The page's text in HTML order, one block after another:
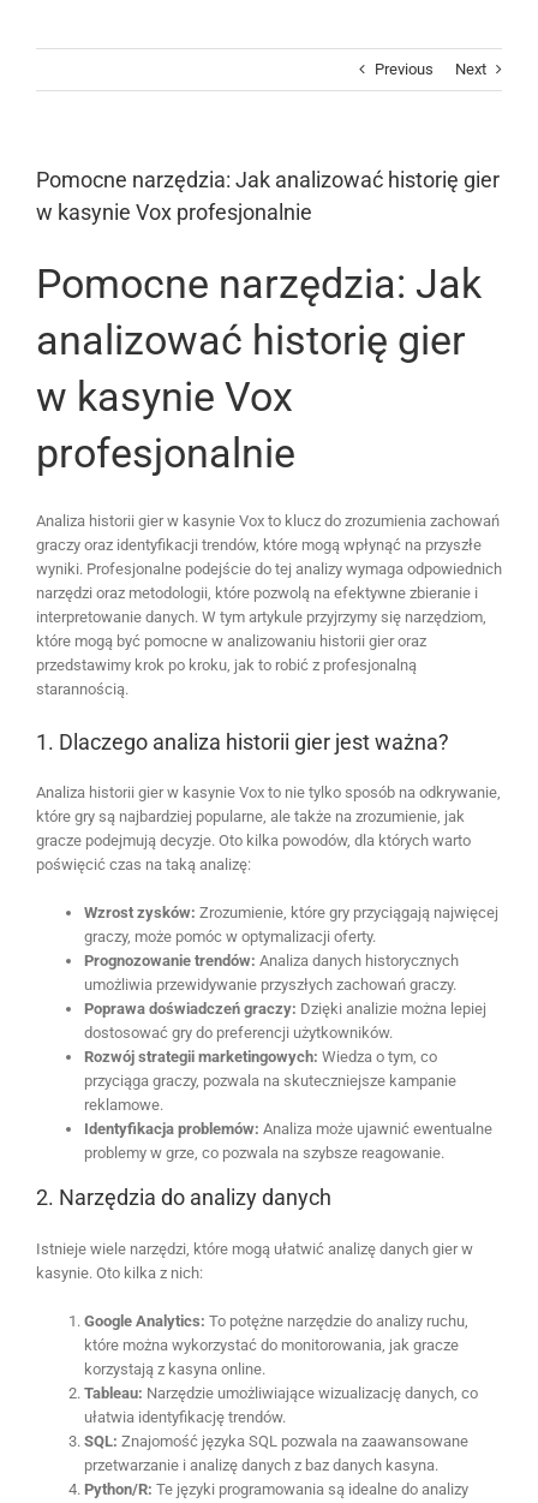
Previous Next
Pomocne narzędzia: Jak analizować historię gier
w kasynie Vox profesjonalnie
Pomocne narzędzia: Jak
analizować historię gier
w kasynie Vox
profesjonalnie
Analiza historii gier w kasynie Vox to klucz do zrozumienia zachowań
graczy oraz identyfikacji trendów, które mogą wpłynąć na przyszłe
wyniki. Profesjonalne podejście do tej analizy wymaga odpowiednich
narzędzi oraz metodologii, które pozwolą na efektywne zbieranie i
interpretowanie danych. W tym artykule przyjrzymy się narzędziom,
które mogą być pomocne w analizowaniu historii gier oraz
przedstawimy krok po kroku, jak to robić z profesjonalną
starannością.
1. Dlaczego analiza historii gier jest ważna?
Analiza historii gier w kasynie Vox to nie tylko sposób na odkrywanie,
które gry są najbardziej popularne, ale także na zrozumienie, jak
gracze podejmują decyzje. Oto kilka powodów, dla których warto
poświęcić czas na taką analizę:
Wzrost zysków: Zrozumienie, które gry przyciągają najwięcej
graczy, może pomóc w optymalizacji oferty.
Prognozowanie trendów: Analiza danych historycznych
umożliwia przewidywanie przyszłych zachowań graczy.
Poprawa doświadczeń graczy: Dzięki analizie można lepiej
dostosować gry do preferencji użytkowników.
Rozwój strategii marketingowych: Wiedza o tym, co
przyciąga graczy, pozwala na skuteczniejsze kampanie
reklamowe.
Identyfikacja problemów: Analiza może ujawnić ewentualne
problemy w grze, co pozwala na szybsze reagowanie.
2. Narzędzia do analizy danych
Istnieje wiele narzędzi, które mogą ułatwić analizę danych gier w
kasynie. Oto kilka z nich:
Google Analytics: To potężne narzędzie do analizy ruchu,
które można wykorzystać do monitorowania, jak gracze
korzystają z kasyna online.
Tableau: Narzędzie umożliwiające wizualizację danych, co
ułatwia identyfikację trendów.
SQL: Znajomość języka SQL pozwala na zaawansowane
przetwarzanie i analizę danych z baz danych kasyna.
Python/R: Te języki programowania są idealne do analizy